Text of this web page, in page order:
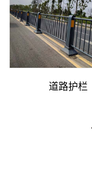
道路护栏